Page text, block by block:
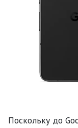
Поскольку до